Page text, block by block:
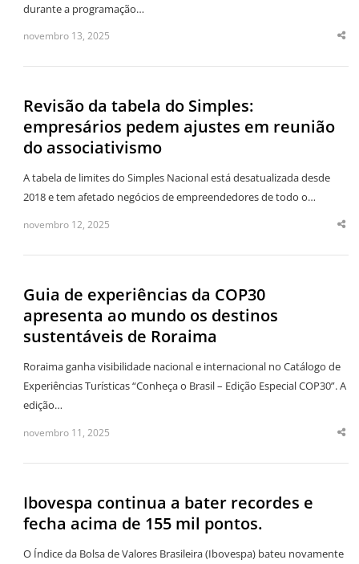
durante a programação…
novembro 13, 2025
Revisão da tabela do Simples:
empresários pedem ajustes em reunião
do associativismo
A tabela de limites do Simples Nacional está desatualizada desde
2018 e tem afetado negócios de empreendedores de todo o…
novembro 12, 2025
Guia de experiências da COP30
apresenta ao mundo os destinos
sustentáveis de Roraima
Roraima ganha visibilidade nacional e internacional no Catálogo de
Experiências Turísticas “Conheça o Brasil – Edição Especial COP30”. A
edição…
novembro 11, 2025
Ibovespa continua a bater recordes e
fecha acima de 155 mil pontos.
O Índice da Bolsa de Valores Brasileira (Ibovespa) bateu novamente